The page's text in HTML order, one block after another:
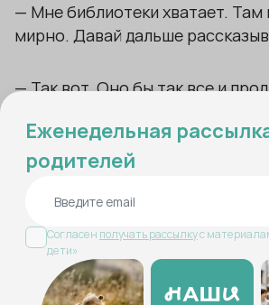
— Мне библиотеки хватает. Там
мирно. Давай дальше
— Так вот. Оно бы так все и
детскими фантазиями… да,
ничегошеньки не слышат и не
обоих детей по коридору
— Слоненок, наверное, — я
поверхность стола. Хорошо,
Еженедельная
родителей
Согласен получать рассылкус
дети»